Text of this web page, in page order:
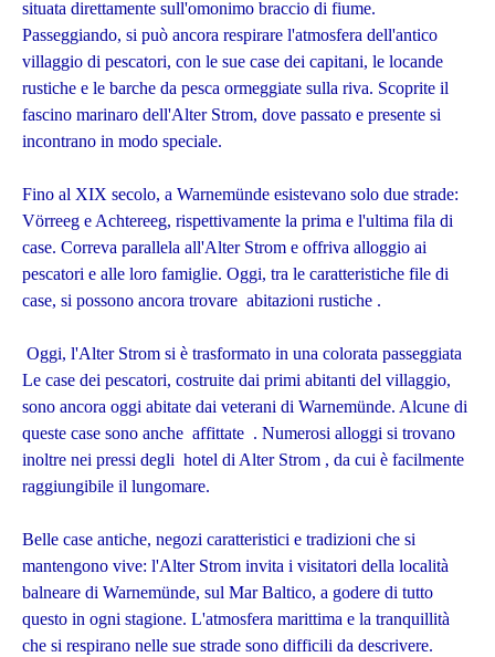
situata direttamente sull'omonimo braccio di fiume.
Passeggiando, si può ancora respirare l'atmosfera dell'antico
villaggio di pescatori, con le sue case dei capitani, le locande
rustiche e le barche da pesca ormeggiate sulla riva. Scoprite il
fascino marinaro dell'Alter Strom, dove passato e presente si
incontrano in modo speciale.
Fino al XIX secolo, a Warnemünde esistevano solo due strade:
Vörreeg e Achtereeg, rispettivamente la prima e l'ultima fila di
case. Correva parallela all'Alter Strom e offriva alloggio ai
pescatori e alle loro famiglie. Oggi, tra le caratteristiche file di
case, si possono ancora trovare abitazioni rustiche .
Oggi, l'Alter Strom si è trasformato in una colorata passeggiata
Le case dei pescatori, costruite dai primi abitanti del villaggio,
sono ancora oggi abitate dai veterani di Warnemünde. Alcune di
queste case sono anche affittate . Numerosi alloggi si trovano
inoltre nei pressi degli hotel di Alter Strom , da cui è facilmente
raggiungibile il lungomare.
Belle case antiche, negozi caratteristici e tradizioni che si
mantengono vive: l'Alter Strom invita i visitatori della località
balneare di Warnemünde, sul Mar Baltico, a godere di tutto
questo in ogni stagione. L'atmosfera marittima e la tranquillità
che si respirano nelle sue strade sono difficili da descrivere.